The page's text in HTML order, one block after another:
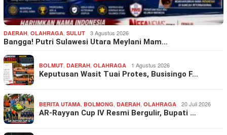
DAERAH OLAHRAGA SULUT 3 Agustus 2026
Bangga! Putri Sulawesi Utara Meylani Mam…
BOLMUT DAERAH OLAHRAGA 1 Agustus 2026
Keputusan Wasit Tuai Protes, Busisingo F…
BERITA UTAMA BOLMONG DAERAH OLAHRAGA 20 Juli 2026
AR-Rayyan Cup IV Resmi Bergulir, Bupati …